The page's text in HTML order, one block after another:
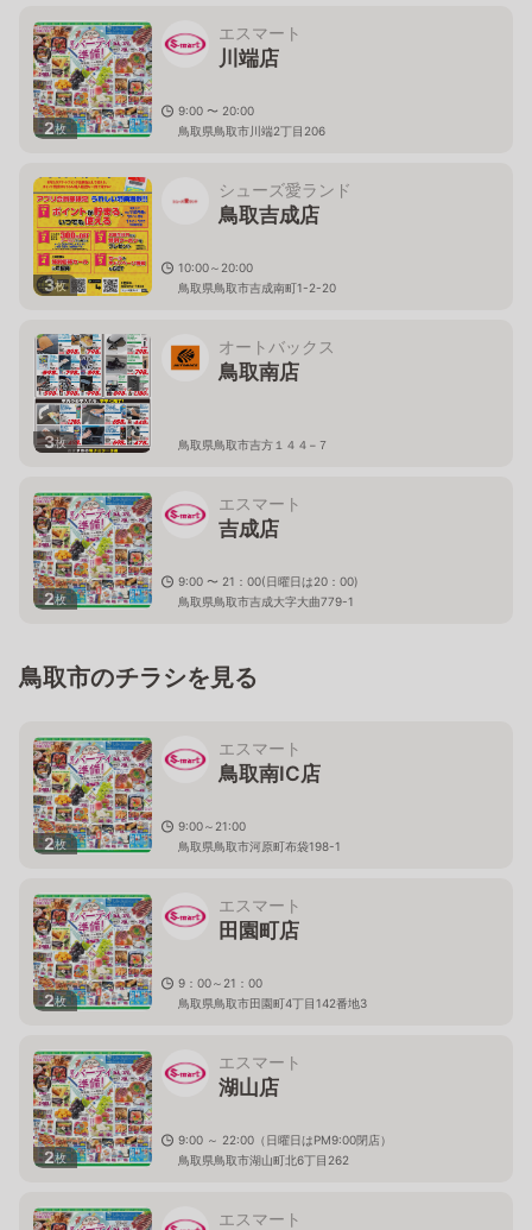
2枚
エスマート
川端店
9:00 〜 20:00
鳥取県鳥取市川端2丁目206
3枚
シューズ愛ランド
鳥取吉成店
10:00～20:00
鳥取県鳥取市吉成南町1-2-20
3枚
オートバックス
鳥取南店
鳥取県鳥取市吉方１４４−７
2枚
エスマート
吉成店
9:00 〜 21：00(日曜日は20：00)
鳥取県鳥取市吉成大字大曲779-1
鳥取市のチラシを見る
2枚
エスマート
鳥取南IC店
9:00～21:00
鳥取県鳥取市河原町布袋198-1
2枚
エスマート
田園町店
9：00～21：00
鳥取県鳥取市田園町4丁目142番地3
2枚
エスマート
湖山店
9:00 ～ 22:00（日曜日はPM9:00閉店）
鳥取県鳥取市湖山町北6丁目262
エスマート